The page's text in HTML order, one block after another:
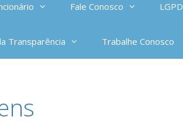
Fale Conosco LGPD
Transparência Trabalhe Conosco